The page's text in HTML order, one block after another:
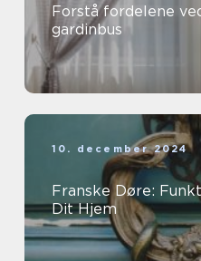
Forstå fordelene
gardinbus
10. december 2024
Franske Døre:
Dit Hjem